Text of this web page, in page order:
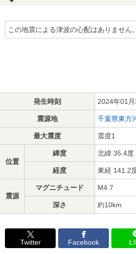
この地震による津波の心配はありません。
発生時刻 2024年01
震源地 千葉県東方
最大震度 震度1
位置
緯度 北緯 35.4度
経度 東経 141.2
震源
マグニチュード M4.7
深さ 約10km
Twitter Facebook